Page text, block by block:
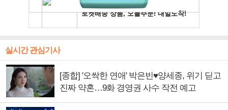
실시간 관심기사
[종합] '오싹한 연애' 박은빈♥양세종, 위기 딛고
진짜 약혼…9화 경영권 사수 작전 예고